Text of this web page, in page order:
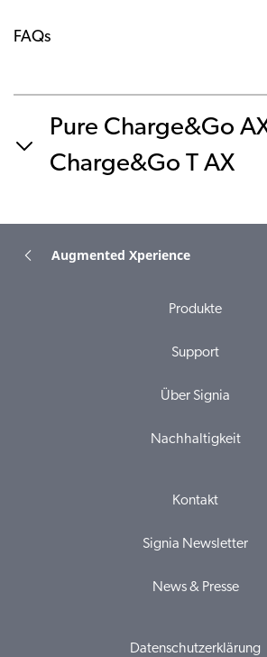
FAQs
Pure Charge&Go
Charge&Go T AX
Augmented Xperience
Produkte
Support
Über Signia
Nachhaltigkeit
Kontakt
Signia Newsletter
News & Presse
Datenschutzerklärung